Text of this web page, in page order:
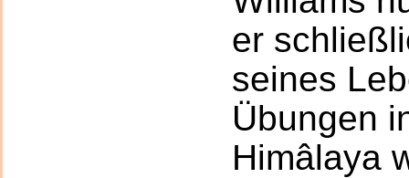
er
seines
Übungen
Himâlaya